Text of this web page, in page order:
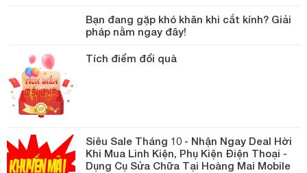
Bạn đang gặp khó khăn khi cắt kính? Giải
pháp nằm ngay đây!
Tích điểm đổi quà
Siêu Sale Tháng 10 - Nhận Ngay Deal Hời
Khi Mua Linh Kiện, Phụ Kiện Điện Thoại -
Dụng Cụ Sửa Chữa Tại Hoàng Mai Mobile